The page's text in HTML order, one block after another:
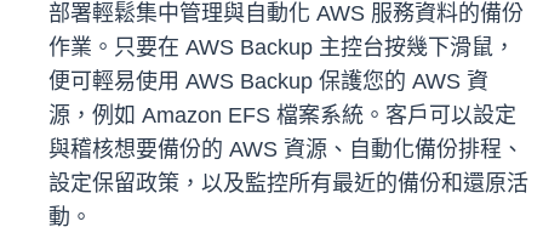
部署輕鬆集中管理與自動化 AWS 服務資料的備份
作業。只要在 AWS Backup 主控台按幾下滑鼠，
便可輕易使用 AWS Backup 保護您的 AWS 資
源，例如 Amazon EFS 檔案系統。客戶可以設定
與稽核想要備份的 AWS 資源、自動化備份排程、
設定保留政策，以及監控所有最近的備份和還原活
動。